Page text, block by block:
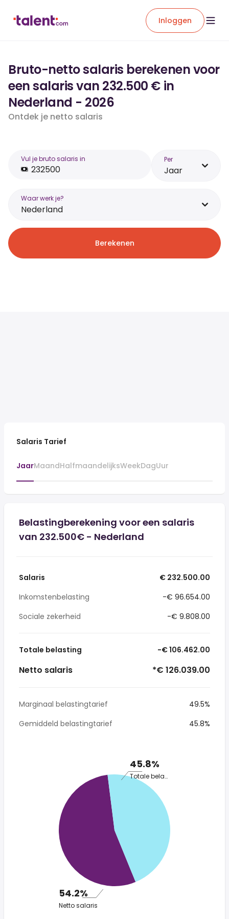
Inloggen
Bruto-netto salaris berekenen voor
een salaris van 232.500 € in
Nederland - 2026
Ontdek je netto salaris
Vul je bruto salaris in Per
Jaar
Waar werk je?
Nederland
Berekenen
Salaris Tarief
JaarMaandHalfmaandelijksWeekDagUur
Belastingberekening voor een salaris
van 232.500€ - Nederland
Salaris
€ 232.500.00
Inkomstenbelasting
-€ 96.654.00
Sociale zekerheid
-€ 9.808.00
Totale belasting -€ 106.462.00
Netto salaris *€ 126.039.00
Marginaal belastingtarief
49.5%
Gemiddeld belastingtarief
45.8%
45.8%
Totale belasting
54.2%
Netto salaris